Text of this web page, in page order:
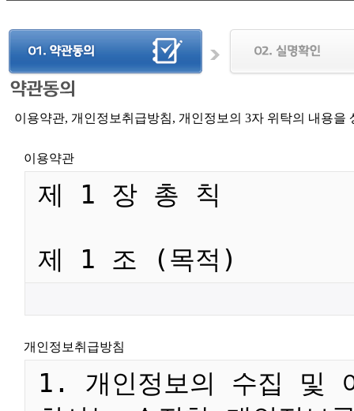
이용약관, 개인정보취급방침, 개인정보의 3자 위탁의 내용
이용약관
개인정보취급방침